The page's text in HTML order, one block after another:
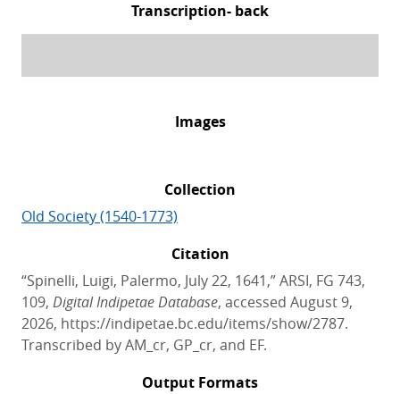
Transcription- back
Images
Collection
Old Society (1540-1773)
Citation
“Spinelli, Luigi, Palermo, July 22, 1641,” ARSI, FG 743,
109, Digital Indipetae Database, accessed August 9,
2026, https://indipetae.bc.edu/items/show/2787.
Transcribed by AM_cr, GP_cr, and EF.
Output Formats